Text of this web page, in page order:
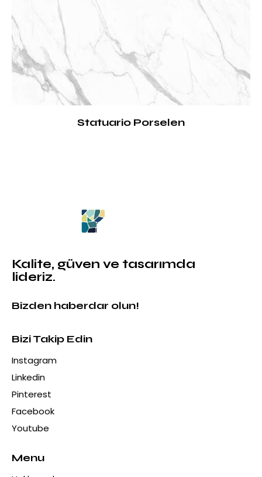
Statuario Porselen
Kalite, güven ve tasarımda
lideriz.
Bizden haberdar olun!
Bizi Takip Edin
Instagram
Linkedin
Pinterest
Facebook
Youtube
Menu